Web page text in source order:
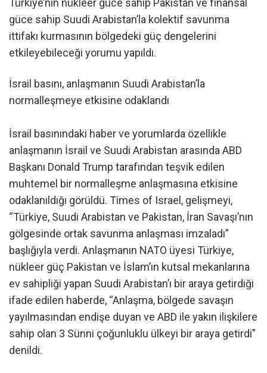
Türkiye’nin nükleer güce sahip Pakistan ve finansal
güce sahip Suudi Arabistan’la kolektif savunma
ittifakı kurmasının bölgedeki güç dengelerini
etkileyebileceği yorumu yapıldı.
İsrail basını, anlaşmanın Suudi Arabistan’la
normalleşmeye etkisine odaklandı
İsrail basınındaki haber ve yorumlarda özellikle
anlaşmanın İsrail ve Suudi Arabistan arasında ABD
Başkanı Donald Trump tarafından teşvik edilen
muhtemel bir normalleşme anlaşmasına etkisine
odaklanıldığı görüldü. Times of Israel, gelişmeyi,
“Türkiye, Suudi Arabistan ve Pakistan, İran Savaşı’nın
gölgesinde ortak savunma anlaşması imzaladı”
başlığıyla verdi. Anlaşmanın NATO üyesi Türkiye,
nükleer güç Pakistan ve İslam’ın kutsal mekanlarına
ev sahipliği yapan Suudi Arabistan’ı bir araya getirdiği
ifade edilen haberde, “Anlaşma, bölgede savaşın
yayılmasından endişe duyan ve ABD ile yakın ilişkilere
sahip olan 3 Sünni çoğunluklu ülkeyi bir araya getirdi”
denildi.